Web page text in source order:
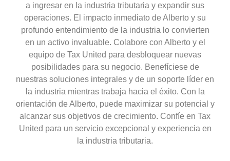
a ingresar en la industria tributaria y expandir sus
operaciones. El impacto inmediato de Alberto y su
profundo entendimiento de la industria lo convierten
en un activo invaluable. Colabore con Alberto y el
equipo de Tax United para desbloquear nuevas
posibilidades para su negocio. Benefíciese de
nuestras soluciones integrales y de un soporte líder en
la industria mientras trabaja hacia el éxito. Con la
orientación de Alberto, puede maximizar su potencial y
alcanzar sus objetivos de crecimiento. Confíe en Tax
United para un servicio excepcional y experiencia en
la industria tributaria.